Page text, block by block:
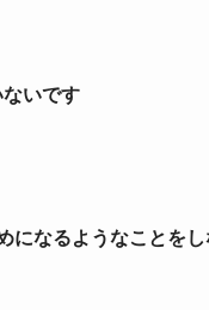
いです
なるようなことを